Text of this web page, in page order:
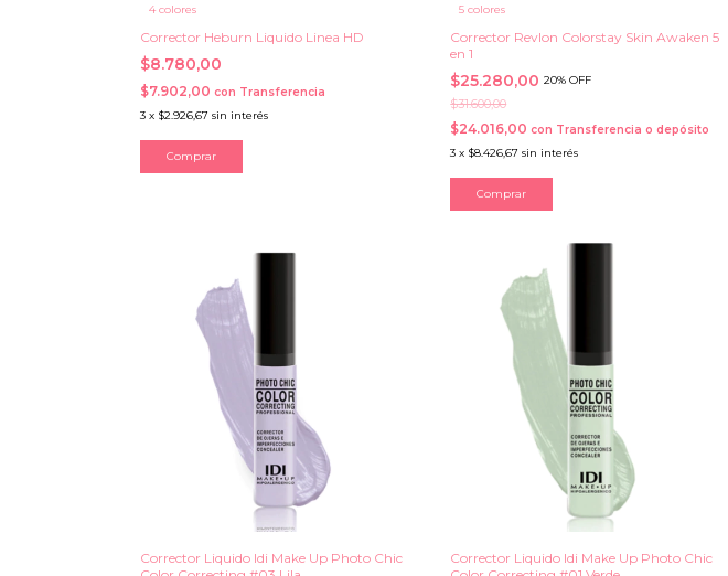
4 colores
Corrector Heburn Liquido Linea HD
$8.780,00
$7.902,00 con Transferencia
3 x $2.926,67 sin interés
Comprar
5 colores
Corrector Revlon Colorstay Skin Awaken 5
en 1
$25.280,0020% OFF
$31.600,00
$24.016,00con Transferencia o depósito
3 x $8.426,67 sin interés
Comprar
Corrector Liquido Idi Make Up Photo Chic
Corrector Liquido Idi Make Up Photo Chic